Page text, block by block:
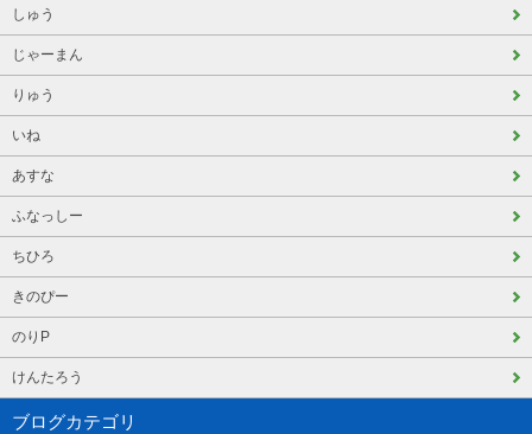
しゅう
じゃーまん
りゅう
いね
あすな
ふなっしー
ちひろ
きのぴー
のりP
けんたろう
ブログカテゴリ